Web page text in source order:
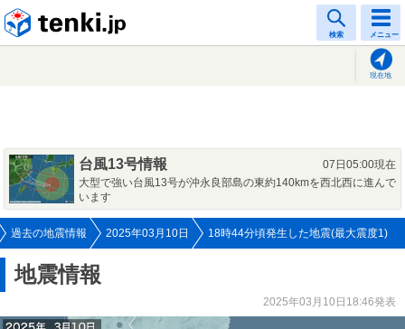
検索 メニュー
現在地
台風13号情報
07日05:00現在
大型で強い台風13号が沖永良部島の東約140kmを西北西に進んで
います
過去の地震情報 2025年03月10日 18時44分頃発生した地震(最大震度1)
地震情報
2025年03月10日18:46発表